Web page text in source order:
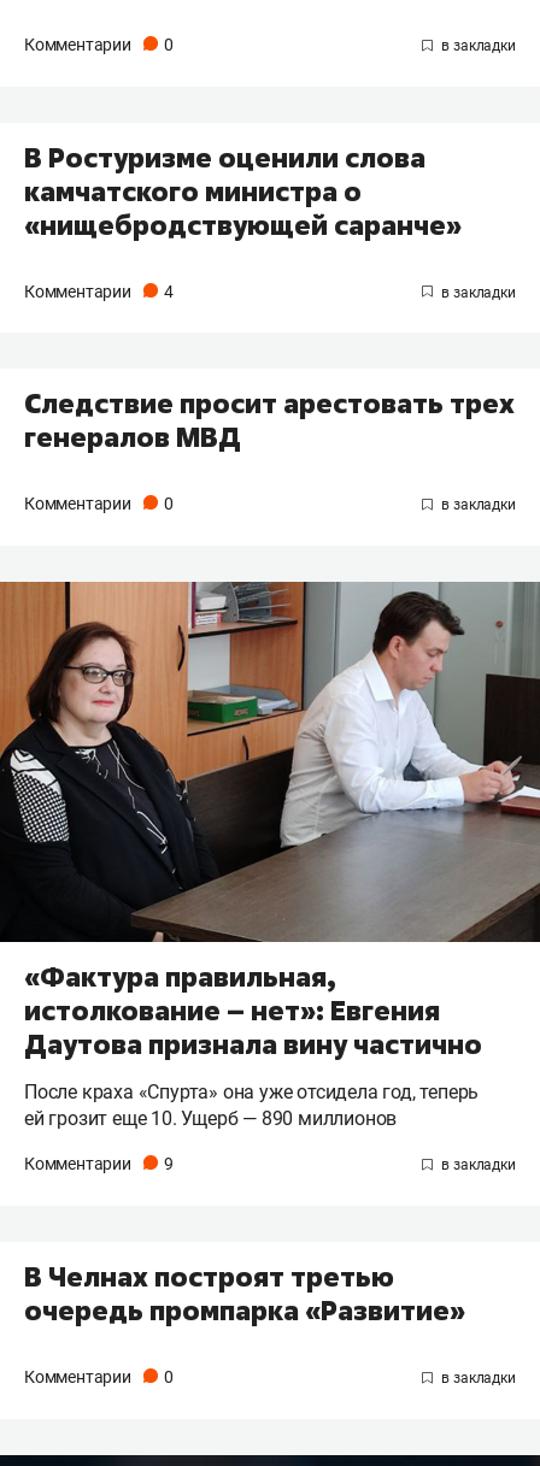
Комментарии 0
В Ростуризме оценили слова
камчатского министра о
«нищебродствующей саранче»
Комментарии 4
Следствие просит арестовать трех
генералов МВД
Комментарии 0
«Фактура правильная,
истолкование – нет»: Евгения
Даутова признала вину частично
После краха «Спурта» она уже отсидела год, теперь
ей грозит еще 10. Ущерб — 890 миллионов
Комментарии 9
В Челнах построят третью
очередь промпарка «Развитие»
Комментарии 0